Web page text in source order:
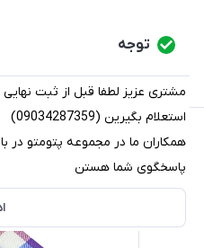
توجه
مشتری عزیز لطفا قبل از ثبت
استعلام بگیرین (09034287359)
پاسخگوی شما هستن
دسته‌بندی کالاها